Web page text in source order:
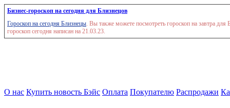
Бизнес-гороскоп на сегодня для Близнецов
Гороскоп на сегодня Близнецы. Вы также можете посмотреть гороскоп на завтра
гороскоп сегодня написан на 21.03.23.
О нас Купить новость Бэйс Оплата Покупателю Распродажи